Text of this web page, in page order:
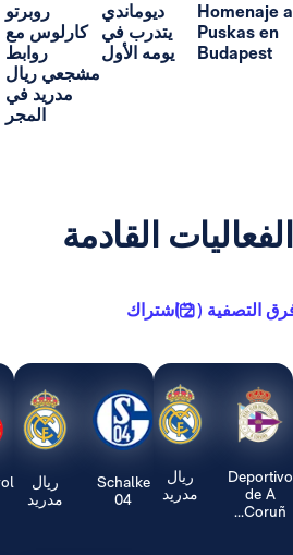
ديوماندي
يتدرب في
يومه الأول
روبرتو
كارلوس مع
روابط
مشجعي ريال
هكذا يلعب
ديوماندي
القادمة
) اشتراك
ريال
مدريد
Schalke
04
ريال
مدريد
Espanyol